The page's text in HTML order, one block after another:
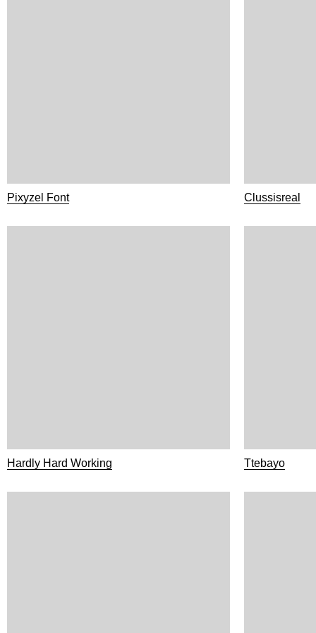
Pixyzel Font Clussisreal
Hardly Hard Working Ttebayo